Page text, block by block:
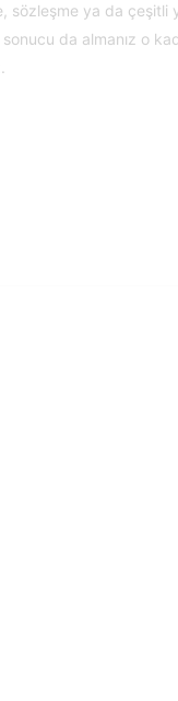
sözleşme ya da çeşitli
da almanız o